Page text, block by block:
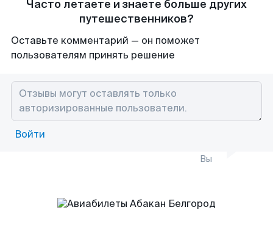
Часто летаете и знаете больше других
путешественников?
Оставьте комментарий — он поможет
пользователям принять решение
Войти
Вы